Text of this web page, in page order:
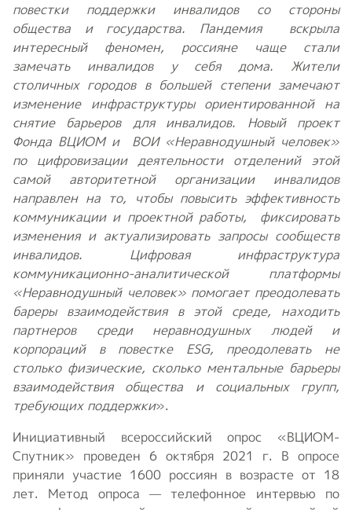
повестки поддержки инвалидов со стороны
общества и государства. Пандемия вскрыла
интересный феномен, россияне чаще стали
замечать инвалидов у себя дома. Жители
столичных городов в большей степени замечают
изменение инфраструктуры ориентированной на
снятие барьеров для инвалидов. Новый проект
Фонда ВЦИОМ и ВОИ «Неравнодушный человек»
по цифровизации деятельности отделений этой
самой авторитетной организации инвалидов
направлен на то, чтобы повысить эффективность
коммуникации и проектной работы, фиксировать
изменения и актуализировать запросы сообществ
инвалидов. Цифровая инфраструктура
коммуникационно-аналитической платформы
«Неравнодушный человек» помогает преодолевать
бареры взаимодействия в этой среде, находить
партнеров среди неравнодушных людей и
корпораций в повестке ESG, преодолевать не
столько физические, сколько ментальные барьеры
взаимодействия общества и социальных групп,
требующих поддержки».
Инициативный всероссийский опрос «ВЦИОМ-
Спутник» проведен 6 октября 2021 г. В опросе
приняли участие 1600 россиян в возрасте от 18
лет. Метод опроса — телефонное интервью по